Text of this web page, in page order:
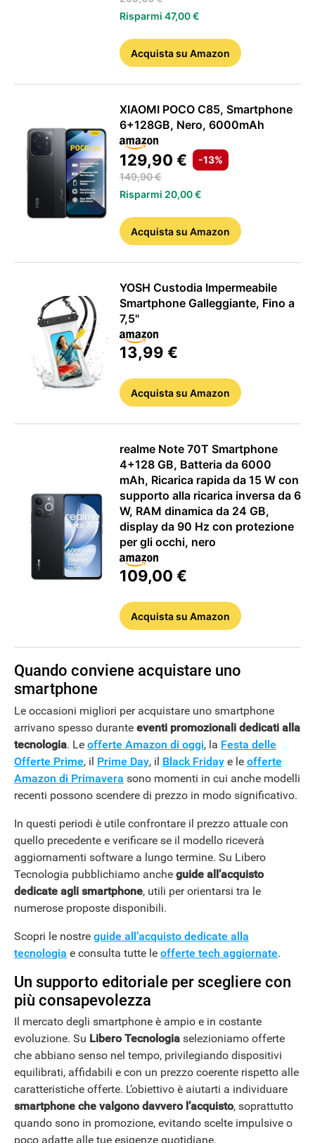
Risparmi 47,00 €
Acquistasu Amazon
XIAOMI POCO C85, Smartphone
6+128GB, Nero, 6000mAh
129,90 €
-13%
149,90 €
Risparmi 20,00 €
Acquistasu Amazon
YOSH Custodia Impermeabile
Smartphone Galleggiante, Fino a
7,5"
13,99 €
Acquistasu Amazon
realme Note 70T Smartphone
4+128 GB, Batteria da 6000
mAh, Ricarica rapida da 15 W con
supporto alla ricarica inversa da 6
W, RAM dinamica da 24 GB,
display da 90 Hz con protezione
per gli occhi, nero
109,00 €
Acquistasu Amazon
Quando conviene acquistare uno
smartphone
Le occasioni migliori per acquistare uno smartphone
arrivano spesso durante eventi promozionali dedicati alla
tecnologia. Le offerte Amazon di oggi, la Festa delle
Offerte Prime, il Prime Day, il Black Friday e le offerte
Amazon di Primavera sono momenti in cui anche modelli
recenti possono scendere di prezzo in modo significativo.
In questi periodi è utile confrontare il prezzo attuale con
quello precedente e verificare se il modello riceverà
aggiornamenti software a lungo termine. Su Libero
Tecnologia pubblichiamo anche guide all’acquisto
dedicate agli smartphone, utili per orientarsi tra le
numerose proposte disponibili.
Scopri le nostre guide all’acquisto dedicate alla
tecnologia e consulta tutte le offerte tech aggiornate.
Un supporto editoriale per scegliere con
più consapevolezza
Il mercato degli smartphone è ampio e in costante
evoluzione. Su Libero Tecnologia selezioniamo offerte
che abbiano senso nel tempo, privilegiando dispositivi
equilibrati, affidabili e con un prezzo coerente rispetto alle
caratteristiche offerte. L’obiettivo è aiutarti a individuare
smartphone che valgono davvero l’acquisto, soprattutto
quando sono in promozione, evitando scelte impulsive o
poco adatte alle tue esigenze quotidiane.